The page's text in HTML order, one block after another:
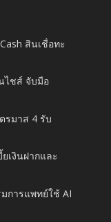
สินเชื่อทะ
ชส์ จับมือ
รมาส 4 รับ
เงินฝากและ
การแพทย์ใช้ AI